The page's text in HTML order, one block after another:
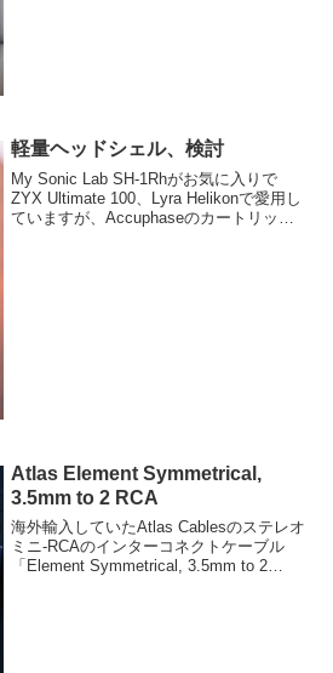
軽量ヘッドシェル、検討
My Sonic Lab SH-1Rhがお気に入りで
ZYX Ultimate 100、Lyra Helikonで愛用し
ていますが、Accuphaseのカートリッジ
Atlas Element Symmetrical,
3.5mm to 2 RCA
海外輸入していたAtlas Cablesのステレオ
ミニ-RCAのインターコネクトケーブル
「Element Symmetrical, 3.5mm to 2